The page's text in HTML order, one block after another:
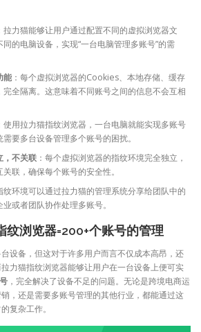
拉力猫能够让用户通过配置不同的虚拟浏览器文
的电脑设备，实现“一台电脑管理多账号”的需
能：每个虚拟浏览器的Cookies、本地存储、缓存
全隔离。这意味着不同账号之间的信息不会互相
使用拉力猫指纹浏览器，一台电脑就能实现多账号
要多台设备管理多个账号的困扰。
，不关联：每个虚拟浏览器的指纹环境完全独立，
联，确保每个账号的安全性。
纹环境可以通过拉力猫的管理系统分享给团队中的
或者团队协作处理多账号。
纹浏览器=200+个账号的管理
设备，但这对于许多用户而言不仅成本高昂，还
力猫指纹浏览器能够让用户在一台设备上便可实
，完全解决了设备不足的问题。无论是跨境电商运
，还是需要多账号管理的其他行业，都能通过这
复杂工作。